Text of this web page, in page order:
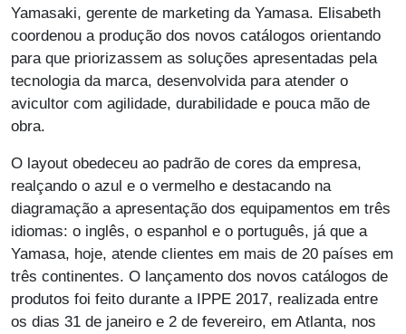
Yamasaki, gerente de marketing da Yamasa. Elisabeth
coordenou a produção dos novos catálogos orientando
para que priorizassem as soluções apresentadas pela
tecnologia da marca, desenvolvida para atender o
avicultor com agilidade, durabilidade e pouca mão de
obra.
O layout obedeceu ao padrão de cores da empresa,
realçando o azul e o vermelho e destacando na
diagramação a apresentação dos equipamentos em três
idiomas: o inglês, o espanhol e o português, já que a
Yamasa, hoje, atende clientes em mais de 20 países em
três continentes. O lançamento dos novos catálogos de
produtos foi feito durante a IPPE 2017, realizada entre
os dias 31 de janeiro e 2 de fevereiro, em Atlanta, nos